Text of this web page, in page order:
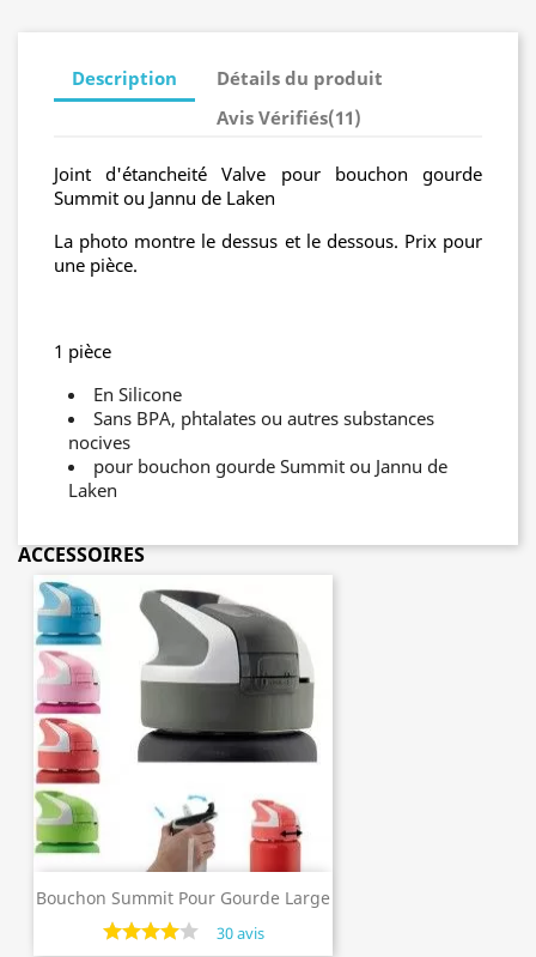
Description
Détails du produit
Avis Vérifiés(11)
Joint d'étancheité Valve pour bouchon gourde
Summit ou Jannu de Laken
La photo montre le dessus et le dessous. Prix pour
une pièce.
1 pièce
En Silicone
Sans BPA, phtalates ou autres substances
nocives
pour bouchon gourde Summit ou Jannu de
Laken
ACCESSOIRES
Bouchon Summit Pour Gourde Large
Goulot Inox Thermo De Laken
30 avis